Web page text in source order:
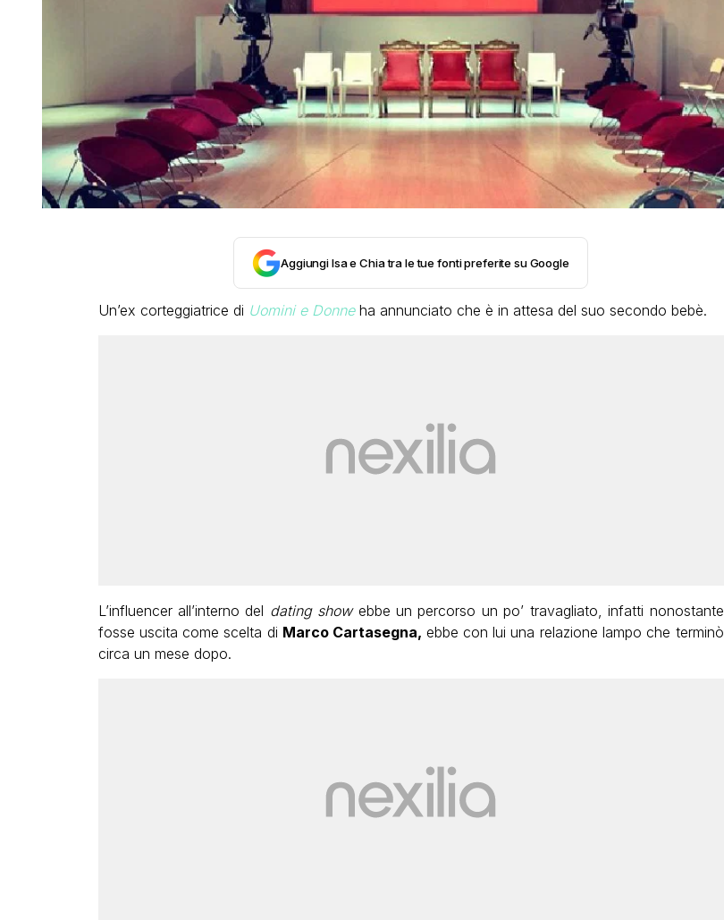
Aggiungi Isa e Chia tra le tue fonti preferite su Google
Un’ex corteggiatrice di Uomini e Donne ha annunciato che è in attesa del suo secondo bebè.
L’influencer all’interno del dating showebbe un percorso un po’ travagliato, infatti nonostante
fosse uscita come scelta di Marco Cartasegna, ebbe con lui una relazione lampo che terminò
circa un mese dopo.